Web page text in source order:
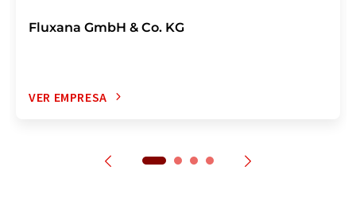
Fluxana GmbH & Co. KG
VER EMPRESA